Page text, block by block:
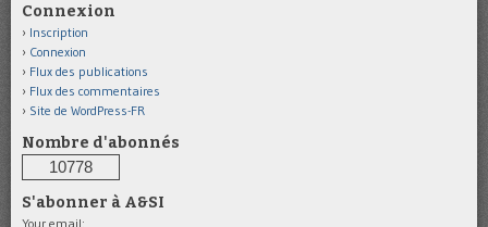
Connexion
Inscription
Connexion
Flux des publications
Flux des commentaires
Site de WordPress-FR
Nombre d'abonnés
10778
S'abonner à A&SI
Your email: